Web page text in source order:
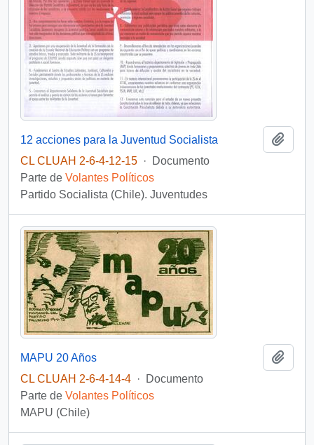
12 acciones para la Juventud Socialista
CL CLUAH 2-6-4-12-15 ·
Documento
Parte de Volantes Políticos
Partido Socialista (Chile). Juventudes
MAPU 20 Años
CL CLUAH 2-6-4-14-4 ·
Documento
Parte de Volantes Políticos
MAPU (Chile)